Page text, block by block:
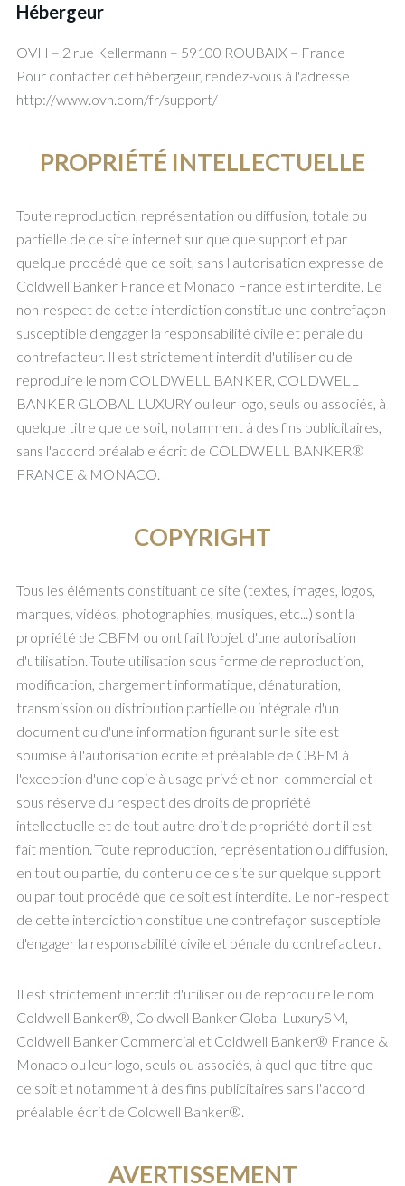
Hébergeur
OVH – 2 rue Kellermann – 59100 ROUBAIX – France
Pour contacter cet hébergeur, rendez-vous à l'adresse
http://www.ovh.com/fr/support/
PROPRIÉTÉ INTELLECTUELLE
Toute reproduction, représentation ou diffusion, totale ou
partielle de ce site internet sur quelque support et par
quelque procédé que ce soit, sans l'autorisation expresse de
Coldwell Banker France et Monaco France est interdite. Le
non-respect de cette interdiction constitue une contrefaçon
susceptible d'engager la responsabilité civile et pénale du
contrefacteur. Il est strictement interdit d'utiliser ou de
reproduire le nom COLDWELL BANKER, COLDWELL
BANKER GLOBAL LUXURY ou leur logo, seuls ou associés, à
quelque titre que ce soit, notamment à des fins publicitaires,
sans l'accord préalable écrit de COLDWELL BANKER®
FRANCE & MONACO.
COPYRIGHT
Tous les éléments constituant ce site (textes, images, logos,
marques, vidéos, photographies, musiques, etc...) sont la
propriété de CBFM ou ont fait l'objet d'une autorisation
d'utilisation. Toute utilisation sous forme de reproduction,
modification, chargement informatique, dénaturation,
transmission ou distribution partielle ou intégrale d'un
document ou d'une information figurant sur le site est
soumise à l'autorisation écrite et préalable de CBFM à
l'exception d'une copie à usage privé et non-commercial et
sous réserve du respect des droits de propriété
intellectuelle et de tout autre droit de propriété dont il est
fait mention. Toute reproduction, représentation ou diffusion,
en tout ou partie, du contenu de ce site sur quelque support
ou par tout procédé que ce soit est interdite. Le non-respect
de cette interdiction constitue une contrefaçon susceptible
d'engager la responsabilité civile et pénale du contrefacteur.
Il est strictement interdit d'utiliser ou de reproduire le nom
Coldwell Banker®, Coldwell Banker Global LuxurySM,
Coldwell Banker Commercial et Coldwell Banker® France &
Monaco ou leur logo, seuls ou associés, à quel que titre que
ce soit et notamment à des fins publicitaires sans l'accord
préalable écrit de Coldwell Banker®.
AVERTISSEMENT